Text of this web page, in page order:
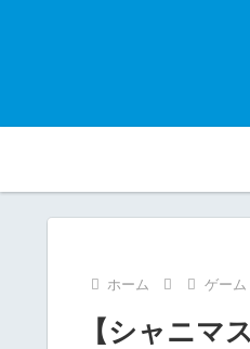
ホーム ゲーム
【シャニマ